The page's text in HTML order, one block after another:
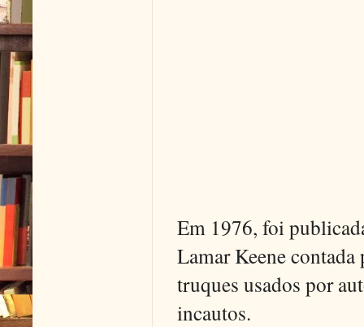
Em 1976, foi
Lamar Keene
truques usados por
incautos.